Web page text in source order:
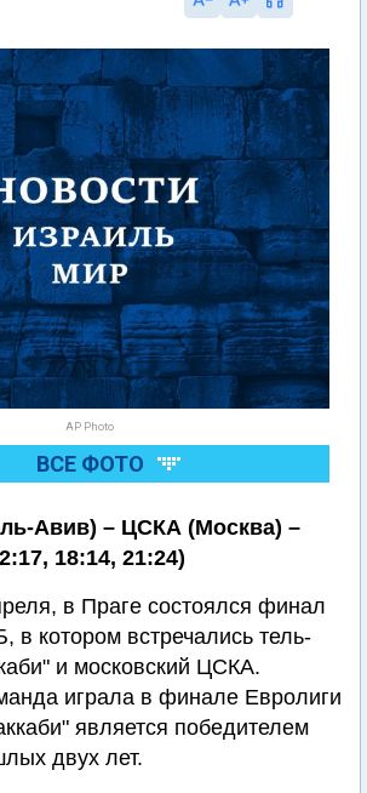
AP Photo
ВСЕ ФОТО
Авив) – ЦСКА (Москва) –
18:14, 21:24)
в Праге состоялся финал
в котором встречались тель-
и московский ЦСКА.
играла в финале Евролиги
является победителем
двух лет.